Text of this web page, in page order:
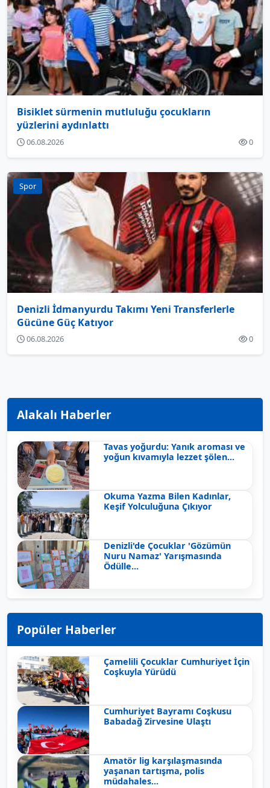
Bisiklet sürmenin mutluluğu çocukların
yüzlerini aydınlattı
06.08.2026 0
Spor
Denizli İdmanyurdu Takımı Yeni Transferlerle
Gücüne Güç Katıyor
06.08.2026 0
Alakalı Haberler
Tavas yoğurdu: Yanık aroması ve
yoğun kıvamıyla lezzet şölen...
Okuma Yazma Bilen Kadınlar,
Keşif Yolculuğuna Çıkıyor
Denizli'de Çocuklar 'Gözümün
Nuru Namaz' Yarışmasında
Ödülle...
Popüler Haberler
Çamelili Çocuklar Cumhuriyet İçin
Coşkuyla Yürüdü
Cumhuriyet Bayramı Coşkusu
Babadağ Zirvesine Ulaştı
Amatör lig karşılaşmasında
yaşanan tartışma, polis
müdahales...